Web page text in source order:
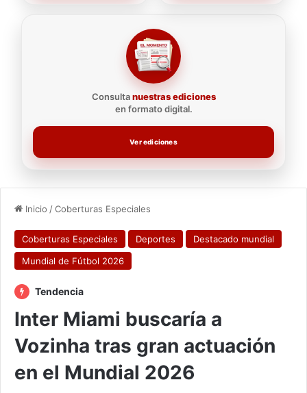
Consultanuestras ediciones
en formato digital.
Ver ediciones
Inicio /Coberturas Especiales
Coberturas Especiales Deportes
Destacado mundial
Mundial de Fútbol 2026
Tendencia
Inter Miami buscaría a
Vozinha tras gran actuación
en el Mundial 2026